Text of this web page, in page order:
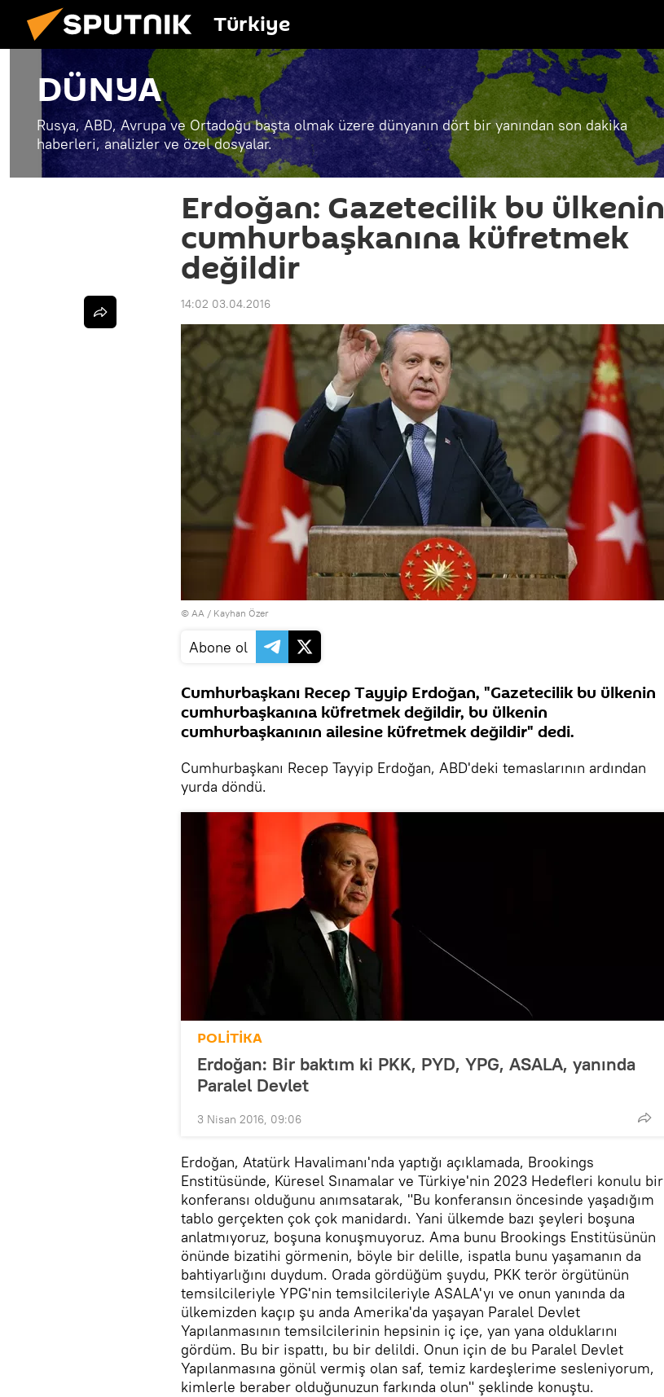
Türkiye
DÜNYA
Rusya, ABD, Avrupa ve Ortadoğu başta olmak üzere dünyanın dört bir yanından son dakika
haberleri, analizler ve özel dosyalar.
Erdoğan: Gazetecilik bu ülkenin
cumhurbaşkanına küfretmek
değildir
14:02 03.04.2016
© AA / Kayhan Özer
Abone ol
Cumhurbaşkanı Recep Tayyip Erdoğan, "Gazetecilik bu ülkenin
cumhurbaşkanına küfretmek değildir, bu ülkenin
cumhurbaşkanının ailesine küfretmek değildir" dedi.
Cumhurbaşkanı Recep Tayyip Erdoğan, ABD'deki temaslarının ardından
yurda döndü.
POLİTİKA
Erdoğan: Bir baktım ki PKK, PYD, YPG, ASALA, yanında
Paralel Devlet
3 Nisan 2016, 09:06
Erdoğan, Atatürk Havalimanı'nda yaptığı açıklamada, Brookings
Enstitüsünde, Küresel Sınamalar ve Türkiye'nin 2023 Hedefleri konulu bir
konferansı olduğunu anımsatarak, "Bu konferansın öncesinde yaşadığım
tablo gerçekten çok çok manidardı. Yani ülkemde bazı şeyleri boşuna
anlatmıyoruz, boşuna konuşmuyoruz. Ama bunu Brookings Enstitüsünün
önünde bizatihi görmenin, böyle bir delille, ispatla bunu yaşamanın da
bahtiyarlığını duydum. Orada gördüğüm şuydu, PKK terör örgütünün
temsilcileriyle YPG'nin temsilcileriyle ASALA'yı ve onun yanında da
ülkemizden kaçıp şu anda Amerika'da yaşayan Paralel Devlet
Yapılanmasının temsilcilerinin hepsinin iç içe, yan yana olduklarını
gördüm. Bu bir ispattı, bu bir delildi. Onun için de bu Paralel Devlet
Yapılanmasına gönül vermiş olan saf, temiz kardeşlerime sesleniyorum,
kimlerle beraber olduğunuzun farkında olun" şeklinde konuştu.